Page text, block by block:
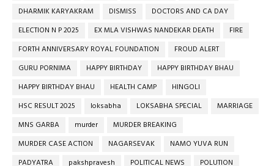
DHARMIK KARYAKRAM
DISMISS
DOCTORS AND CA DAY
ELECTION N P 2025
EX MLA VISHWAS NANDEKAR DEATH
FIRE
FORTH ANNIVERSARY ROYAL FOUNDATION
FROUD ALERT
GURU PORNIMA
HAPPY BIRTHDAY
HAPPY BIRTHDAY BHAU
HAPPY BIRTHDAY BHAU
HEALTH CAMP
HINGOLI
HSC RESULT 2025
loksabha LOKSABHA SPECIAL
MARRIAGE
MNS GARBA
murder
MURDER BREAKING
MURDER CASE ACTION
NAGARSEVAK
NAMO YUVA RUN
PADYATRA
pakshpravesh POLITICAL NEWS
POLUTION